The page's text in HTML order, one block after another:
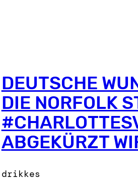
DEUTSCHE
DIE NORFOLK
ABGEKÜRZT
drikkes